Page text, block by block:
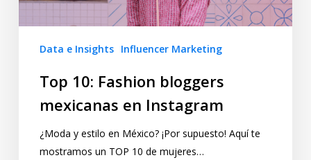
Data e Insights Influencer Marketing
Top 10: Fashion bloggers
mexicanas en Instagram
¿Moda y estilo en México? ¡Por supuesto! Aquí te
mostramos un TOP 10 de mujeres…